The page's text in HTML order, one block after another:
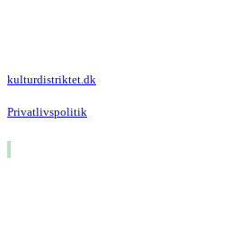
kulturdistriktet.dk
Privatlivspolitik